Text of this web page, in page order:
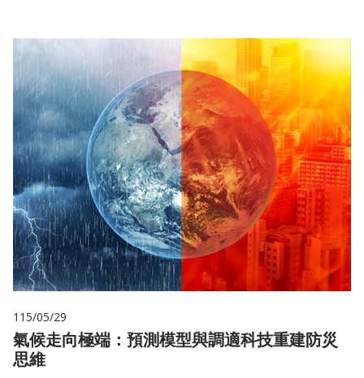
115/05/29
氣候走向極端：預測模型與調適科技重建防災
思維